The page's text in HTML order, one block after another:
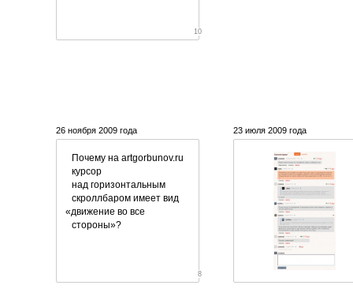
10
26 ноября 2009 года
Почему на artgorbunov.ru
курсор
над горизонтальным
скроллбаром имеет вид
«движение во все
стороны»?
8
23 июля 2009 года